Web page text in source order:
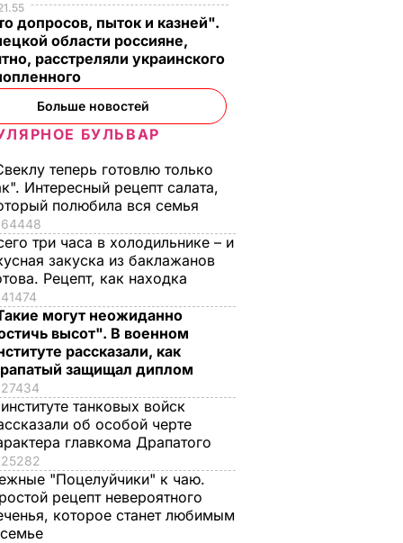
допросов, пыток и казней".
области россияне,
расстреляли украинского
Больше новостей
БУЛЬВАР
теперь готовлю только
Интересный рецепт салата,
полюбила вся семья
64448
три часа в холодильнике – и
закуска из баклажанов
Рецепт, как находка
41474
могут неожиданно
высот". В военном
рассказали, как
защищал диплом
27434
танковых войск
об особой черте
главкома Драпатого
25282
"Поцелуйчики" к чаю.
рецепт невероятного
которое станет любимым